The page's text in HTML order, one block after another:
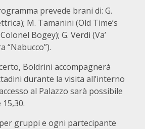
prevede brani di: G.
M. Tamanini (Old Time’s
Bogey); G. Verdi (Va’
“Nabucco”).
Boldrini accompagnerà
durante la visita all’interno
al Palazzo sarà possibile
gruppi e ogni partecipante